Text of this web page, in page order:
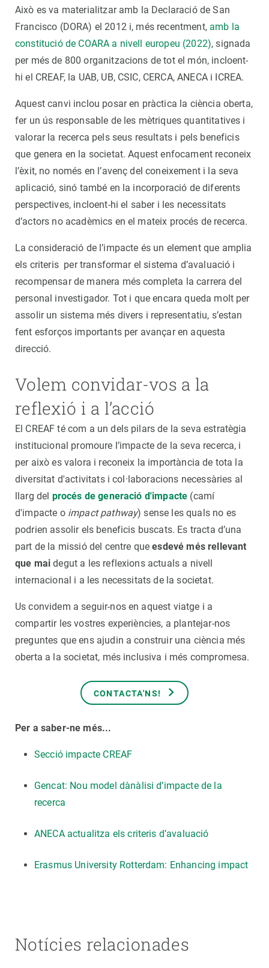
Això es va materialitzar amb la Declaració de San
Francisco (DORA) el 2012 i, més recentment, amb la
constitució de COARA a nivell europeu (2022), signada
per més de 800 organitzacions de tot el món, incloent-
hi el CREAF, la UAB, UB, CSIC, CERCA, ANECA i ICREA.
Aquest canvi inclou posar en pràctica la ciència oberta,
fer un ús responsable de les mètriques quantitatives i
valorar la recerca pels seus resultats i pels beneficis
que genera en la societat. Aquest enfocament reconeix
l’èxit, no només en l’avenç del coneixement i la seva
aplicació, sinó també en la incorporació de diferents
perspectives, incloent-hi el saber i les necessitats
d’actors no acadèmics en el mateix procés de recerca.
La consideració de l’impacte és un element que amplia
els criteris per transformar el sistema d’avaluació i
recompensar de manera més completa la carrera del
personal investigador. Tot i que encara queda molt per
assolir un sistema més divers i representatiu, s’estan
fent esforços importants per avançar en aquesta
direcció.
Volem convidar-vos a la
reflexió i a l’acció
El CREAF té com a un dels pilars de la seva estratègia
institucional promoure l’impacte de la seva recerca, i
per això es valora i reconeix la importància de tota la
diversitat d'activitats i col·laboracions necessàries al
llarg del procés de generació d'impacte (camí
d'impacte oimpact pathway) sense les quals no es
podrien assolir els beneficis buscats. Es tracta d’una
part de la missió del centre queesdevé més rellevant
que mai degut a les reflexions actuals a nivell
internacional i a les necessitats de la societat.
Us convidem a seguir-nos en aquest viatge i a
compartir les vostres experiències, a plantejar-nos
preguntes que ens ajudin a construir una ciència més
oberta a la societat, més inclusiva i més compromesa.
CONTACTA'NS!
Per a saber-ne més...
Secció impacte CREAF
Gencat: Nou model dànàlisi d’impacte de la
recerca
ANECA actualitza els criteris d’avaluació
Erasmus University Rotterdam: Enhancing impact
Notícies relacionades